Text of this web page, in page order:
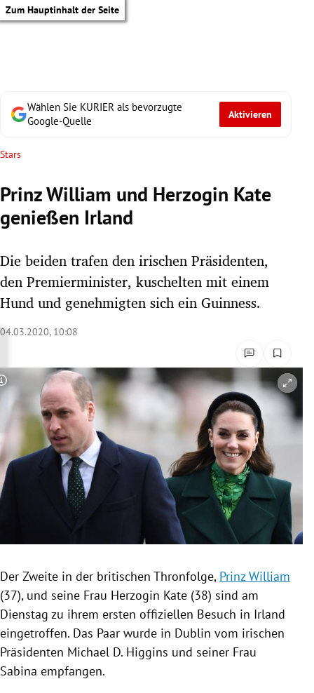
Zum Hauptinhalt der Seite
Untermenü
Untermenü
Untermenü
Untermenü
Untermenü
Untermenü
Untermenü
Wählen Sie KURIER als bevorzugte
Google-Quelle
Aktivieren
Stars
Prinz William und Herzogin Kate
genießen Irland
Die beiden trafen den irischen Präsidenten,
den Premierminister, kuschelten mit einem
Hund und genehmigten sich ein Guinness.
04.03.2020, 10:08
Copyright-Hinweis öffnen/schließen
Der Zweite in der britischen Thronfolge, Prinz William
(37), und seine Frau Herzogin Kate (38) sind am
Dienstag zu ihrem ersten offiziellen Besuch in Irland
eingetroffen. Das Paar wurde in Dublin vom irischen
Präsidenten Michael D. Higgins und seiner Frau
Sabina empfangen.